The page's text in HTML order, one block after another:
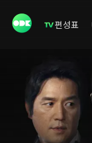
편성표